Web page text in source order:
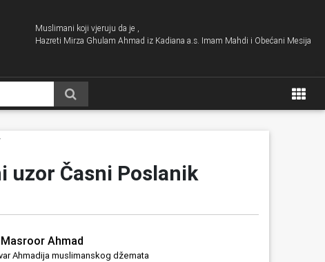
Muslimani koji vjeruju da je ,
Hazreti Mirza Ghulam Ahmad iz Kadiana a.s. Imam Mahdi i Obećani Mesija
uzor Časni Poslanik
Ahmad
Ahmadija muslimanskog džemata